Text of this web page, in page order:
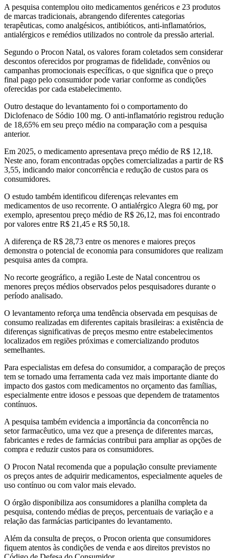
A pesquisa contemplou oito medicamentos genéricos e 23 produtos
de marcas tradicionais, abrangendo diferentes categorias
terapêuticas, como analgésicos, antibióticos, anti-inflamatórios,
antialérgicos e remédios utilizados no controle da pressão arterial.
Segundo o Procon Natal, os valores foram coletados sem considerar
descontos oferecidos por programas de fidelidade, convênios ou
campanhas promocionais específicas, o que significa que o preço
final pago pelo consumidor pode variar conforme as condições
oferecidas por cada estabelecimento.
Outro destaque do levantamento foi o comportamento do
Diclofenaco de Sódio 100 mg. O anti-inflamatório registrou redução
de 18,65% em seu preço médio na comparação com a pesquisa
anterior.
Em 2025, o medicamento apresentava preço médio de R$ 12,18.
Neste ano, foram encontradas opções comercializadas a partir de R$
3,55, indicando maior concorrência e redução de custos para os
consumidores.
O estudo também identificou diferenças relevantes em
medicamentos de uso recorrente. O antialérgico Alegra 60 mg, por
exemplo, apresentou preço médio de R$ 26,12, mas foi encontrado
por valores entre R$ 21,45 e R$ 50,18.
A diferença de R$ 28,73 entre os menores e maiores preços
demonstra o potencial de economia para consumidores que realizam
pesquisa antes da compra.
No recorte geográfico, a região Leste de Natal concentrou os
menores preços médios observados pelos pesquisadores durante o
período analisado.
O levantamento reforça uma tendência observada em pesquisas de
consumo realizadas em diferentes capitais brasileiras: a existência de
diferenças significativas de preços mesmo entre estabelecimentos
localizados em regiões próximas e comercializando produtos
semelhantes.
Para especialistas em defesa do consumidor, a comparação de preços
tem se tornado uma ferramenta cada vez mais importante diante do
impacto dos gastos com medicamentos no orçamento das famílias,
especialmente entre idosos e pessoas que dependem de tratamentos
contínuos.
A pesquisa também evidencia a importância da concorrência no
setor farmacêutico, uma vez que a presença de diferentes marcas,
fabricantes e redes de farmácias contribui para ampliar as opções de
compra e reduzir custos para os consumidores.
O Procon Natal recomenda que a população consulte previamente
os preços antes de adquirir medicamentos, especialmente aqueles de
uso contínuo ou com valor mais elevado.
O órgão disponibiliza aos consumidores a planilha completa da
pesquisa, contendo médias de preços, percentuais de variação e a
relação das farmácias participantes do levantamento.
Além da consulta de preços, o Procon orienta que consumidores
fiquem atentos às condições de venda e aos direitos previstos no